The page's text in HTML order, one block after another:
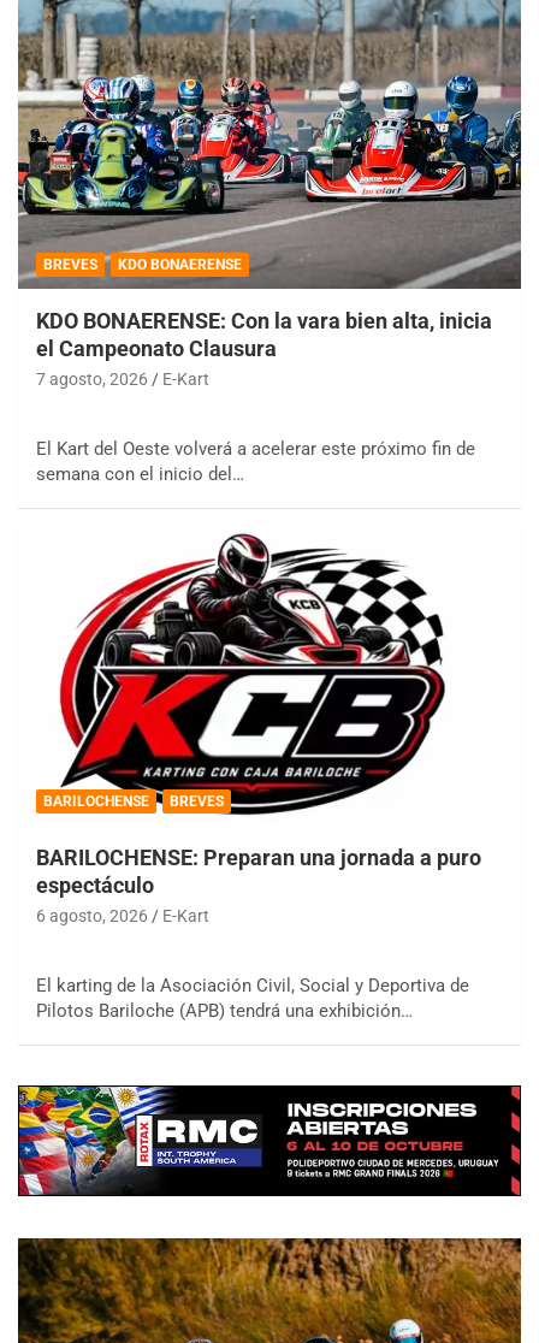
BREVES KDO BONAERENSE
KDO BONAERENSE: Con la vara bien alta, inicia
el Campeonato Clausura
7 agosto, 2026 E-Kart
El Kart del Oeste volverá a acelerar este próximo fin de
semana con el inicio del…
BARILOCHENSE BREVES
BARILOCHENSE: Preparan una jornada a puro
espectáculo
6 agosto, 2026 E-Kart
El karting de la Asociación Civil, Social y Deportiva de
Pilotos Bariloche (APB) tendrá una exhibición…